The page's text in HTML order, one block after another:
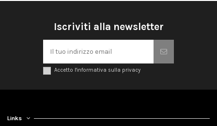
Iscriviti alla newsletter
Accetto l'informativa sulla privacy
Links